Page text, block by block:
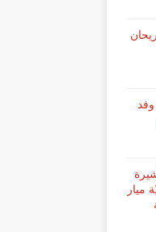
وفد
​ميار